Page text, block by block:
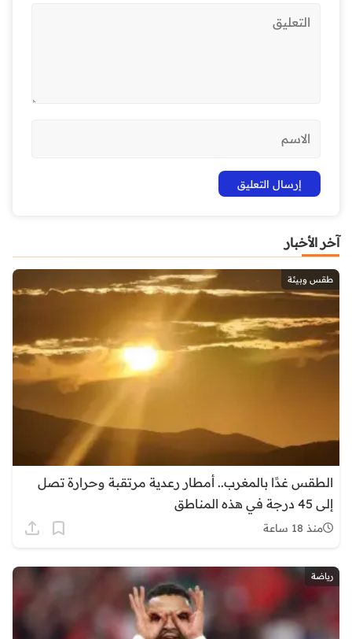
آخر الأخبار
طقس وبيئة
الطقس غدًا بالمغرب.. أمطار رعدية مرتقبة وحرارة تصل
إلى 45 درجة في هذه المناطق
منذ 18 ساعة
رياضة